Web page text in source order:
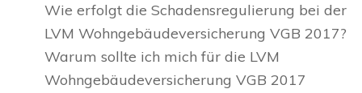
Wie erfolgt die Schadensregulierung bei der
LVM Wohngebäudeversicherung VGB 2017?
Warum sollte ich mich für die LVM
Wohngebäudeversicherung VGB 2017